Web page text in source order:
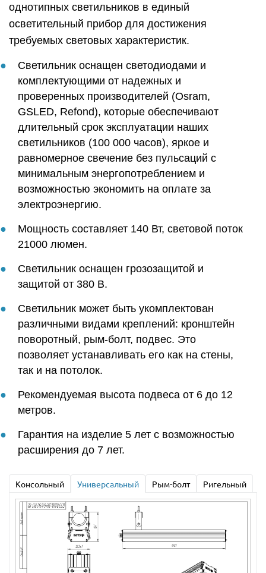
однотипных светильников в единый
осветительный прибор для достижения
требуемых световых характеристик.
Светильник оснащен светодиодами и
комплектующими от надежных и
проверенных производителей (Osram,
GSLED, Refond), которые обеспечивают
длительный срок эксплуатации наших
светильников (100 000 часов), яркое и
равномерное свечение без пульсаций с
минимальным энергопотреблением и
возможностью экономить на оплате за
электроэнергию.
Мощность составляет 140 Вт, световой поток
21000 люмен.
Светильник оснащен грозозащитой и
защитой от 380 В.
Светильник может быть укомплектован
различными видами креплений: кронштейн
поворотный, рым-болт, подвес. Это
позволяет устанавливать его как на стены,
так и на потолок.
Рекомендуемая высота подвеса от 6 до 12
метров.
Гарантия на изделие 5 лет с возможностью
расширения до 7 лет.
Консольный Универсальный Рым-болт Ригельный